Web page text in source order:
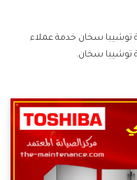
توشيبا سخان خدمة عملاء
توشيبا سخان.